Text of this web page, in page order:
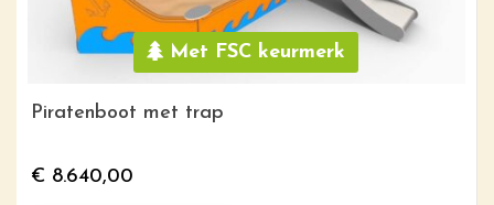
Met FSC keurmerk
Piratenboot met trap
€ 8.640,00